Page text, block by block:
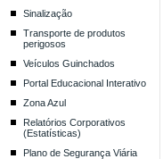
Sinalização
Transporte de produtos
perigosos
Veículos Guinchados
Portal Educacional Interativo
Zona Azul
Relatórios Corporativos
(Estatísticas)
Plano de Segurança Viária